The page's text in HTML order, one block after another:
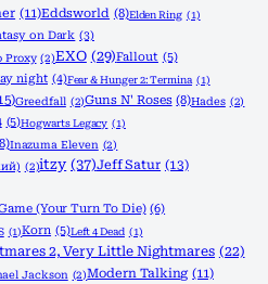
(11)Eddsworld (8)Elden Ring (1)
on Dark (3)
Proxy (2)EXO (29)Fallout (5)
night (4)Fear & Hunger 2: Termina (1)
Greedfall (2)Guns N' Roses (8)Hades (2)
(5)Hogwarts Legacy (1)
Inazuma Eleven (2)
(2)itzy (37)Jeff Satur (13)
(Your Turn To Die) (6)
(1)Korn (5)Left 4 Dead (1)
2, Very Little Nightmares (22)
Jackson (2)Modern Talking (11)